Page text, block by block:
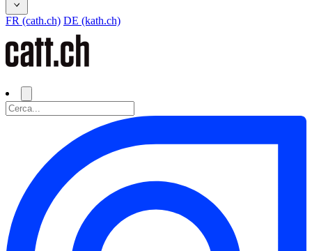
FR (cath.ch) DE (kath.ch)